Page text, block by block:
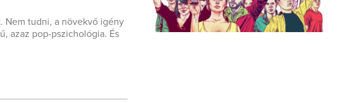
Nem tudni, a növekvő igény
azaz pop-pszichológia. És